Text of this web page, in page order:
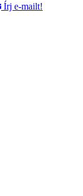
Írj e-mailt!